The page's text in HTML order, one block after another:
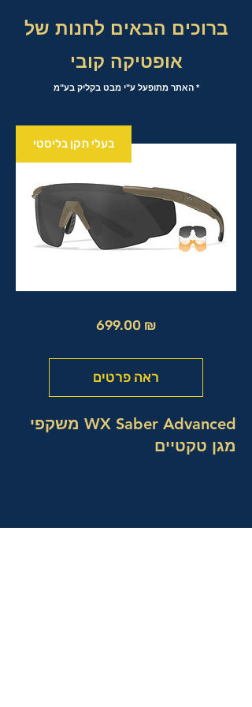
ברוכים הבאים לחנות של
אופטיקה קובי
* האתר מתופעל ע"י מבט בקליק בע"מ
בעלי תקן בליסטי
699.00 ₪מחיר
ראה פרטים
WX Saber Advanced משקפי
מגן טקטיים